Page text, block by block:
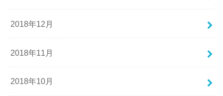
2018年12月
2018年11月
2018年10月